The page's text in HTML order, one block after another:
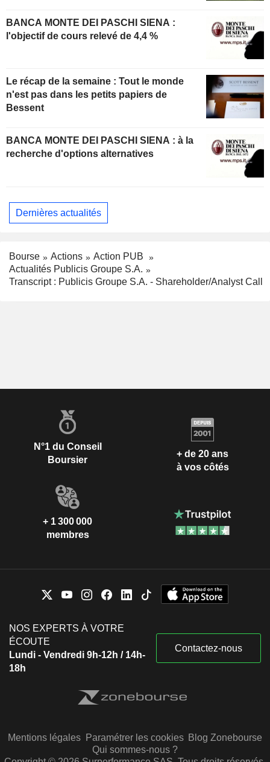
BANCA MONTE DEI PASCHI SIENA :
l'objectif de cours relevé de 4,4 %
Le récap de la semaine : Tout le monde
n'est pas dans les petits papiers de
Bessent
BANCA MONTE DEI PASCHI SIENA : à la
recherche d'options alternatives
Dernières actualités
Bourse Actions
Action PUB
Actualités Publicis Groupe S.A.
Transcript : Publicis Groupe S.A. - Shareholder/Analyst Call
N°1 du Conseil
Boursier
+ de 20 ans
à vos côtés
+ 1 300 000
membres
NOS EXPERTS À VOTRE
ÉCOUTE
Lundi - Vendredi 9h-12h / 14h-
18h
Contactez-nous
Mentions légales Paramétrer les cookies Blog Zonebourse
Qui sommes-nous ?